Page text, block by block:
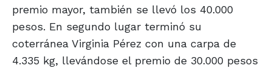
premio mayor, también se llevó los 40.000
pesos. En segundo lugar terminó su
coterránea Virginia Pérez con una carpa de
4.335 kg, llevándose el premio de 30.000 pesos